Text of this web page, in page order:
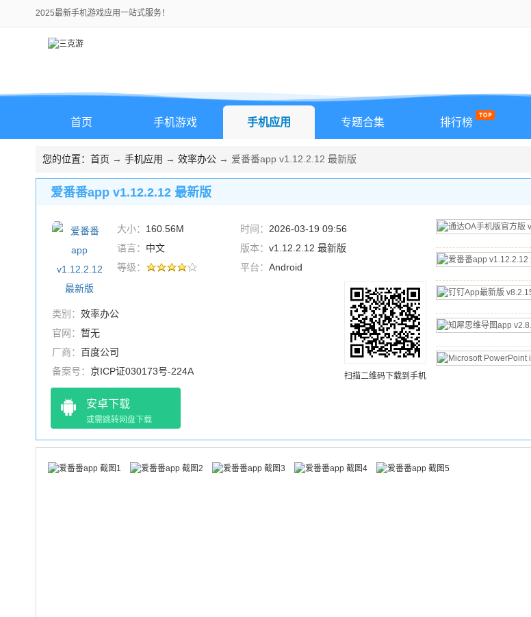
2025最新手机游戏应用一站式服务！
首页 手机游戏 手机应用 专题合集 排行榜
您的位置： 首页 → 手机应用 → 效率办公 → 爱番番app v1.12.2.12 最新版
爱番番app v1.12.2.12 最新版
大小： 160.56M 时间： 2026-03-19 09:56
语言： 中文 版本： v1.12.2.12 最新版
等级：
平台： Android
类别： 效率办公
官网： 暂无
厂商： 百度公司
备案号： 京ICP证030173号-224A
安卓下载
或需跳转网盘下载
扫描二维码下载到手机